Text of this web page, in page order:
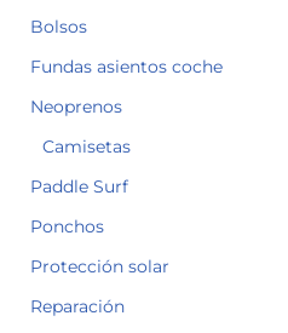
Bolsos
Fundas asientos coche
Neoprenos
Camisetas
Paddle Surf
Ponchos
Protección solar
Reparación